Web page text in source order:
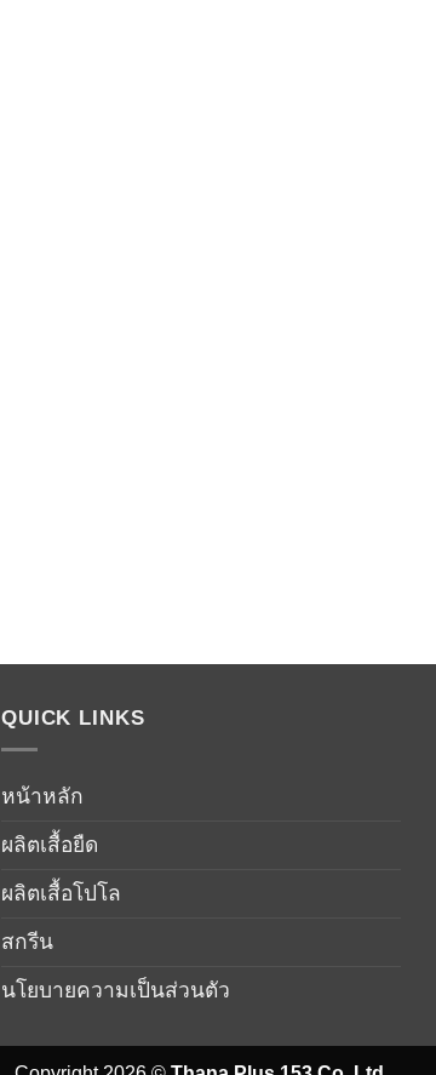
QUICK LINKS
หน้าหลัก
ผลิตเสื้อยืด
ผลิตเสื้อโปโล
สกรีน
นโยบายความเป็นส่วนตัว